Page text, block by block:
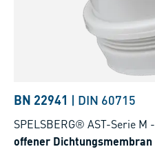
BN 22941 | DIN 60715
SPELSBERG® AST-Serie M -
offener Dichtungsmembran